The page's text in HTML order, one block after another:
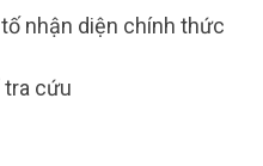
nhận diện chính thức
tra cứu